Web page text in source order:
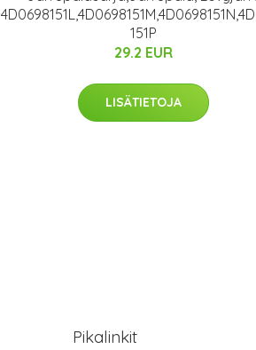
151P
29.2 EUR
LISÄTIETOJA
Pikalinkit